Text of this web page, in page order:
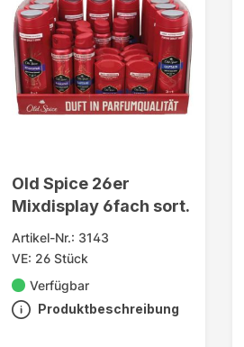
Old Spice 26er
Mixdisplay 6fach sort.
Artikel-Nr.: 3143
VE: 26 Stück
Verfügbar
Produktbeschreibung